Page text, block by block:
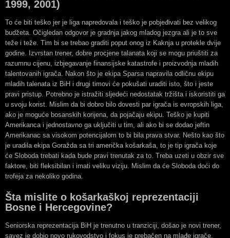
1999, 2001)
To će biti teško jer je liga napredovala i teško je pobjeđivati bez velikog
budžeta. Očigledan odgovor je gradnja jakog mladog jezgra ali je to sve
teže i teže. Tim bi se trebao graditi poput onog iz Kaknja u protekle dvije
godine. Izvrstan trener, dobre procjene talanata koji se mogu priuštiti za
razumnu cijenu, izbjegavanje finansijske katastrofe i proizvodnja mladih
talentovanih igrača. Nakon što je ekipa Sparsa napravila odličnu ekipu
mladih talenata iz BiH i drugi timovi će pokušati uraditi isto, što i jeste
pravi pristup. Potrebno je istražiti sljedeći nedostatak tržišta i iskoristiti ga
u svoju korist. Mislim da bi dobro bilo dovesti par igrača is evropskih liga,
ako je moguće bosanskih korijena, da pojačaju ekipu. Teško je kupiti
Amerikanca i jednostavno ga uključiti u tim, ali ako bi se dodao jeftin
Amerikanac sa visokom potencijalom to bi bila prava stvar. Nešto kao što
je uradila ekipa Goražda sa tri američka košarkaša, to je tip igrača koje
će Sloboda trebati kada bude pravi trenutak za to. Treba uzeti u obzir sve
faktore, biti fleksibilan i imati veliku viziju. Mislim da će Sloboda doći do
trofeja za nekoliko godina.
Šta mislite o košarkaškoj reprezentaciji
Bosne i Hercegovine?
Seniorska reprezentacija BiH je trenutno u tranziciji, došao je novi trener,
savez je dobio novo rukovodstvo i fokus je prebačen na mlađe igrače.